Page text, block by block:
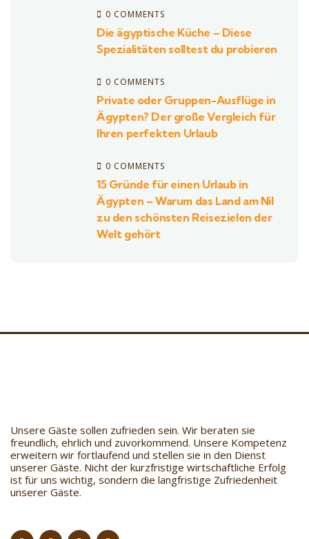
0 COMMENTS
Die ägyptische Küche – Diese
Spezialitäten solltest du probieren
0 COMMENTS
Private oder Gruppen-Ausflüge in
Ägypten? Der große Vergleich für
Ihren perfekten Urlaub
0 COMMENTS
15 Gründe für einen Urlaub in
Ägypten – Warum das Land am Nil
zu den schönsten Reisezielen der
Welt gehört
Unsere Gäste sollen zufrieden sein. Wir beraten sie
freundlich, ehrlich und zuvorkommend. Unsere Kompetenz
erweitern wir fortlaufend und stellen sie in den Dienst
unserer Gäste. Nicht der kurzfristige wirtschaftliche Erfolg
ist für uns wichtig, sondern die langfristige Zufriedenheit
unserer Gäste.